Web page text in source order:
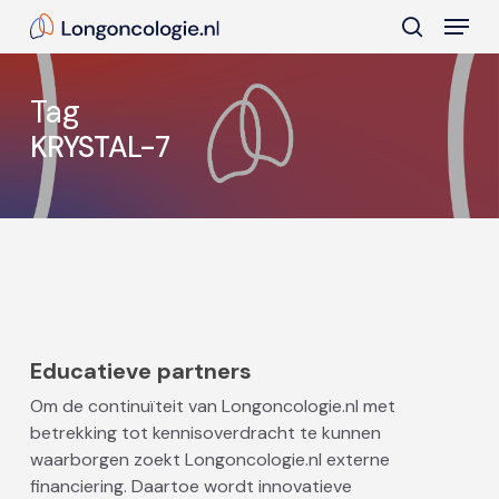
content
search
Menu
Tag
KRYSTAL-7
Educatieve partners
Om de continuïteit van Longoncologie.nl met
betrekking tot kennisoverdracht te kunnen
waarborgen zoekt Longoncologie.nl externe
financiering. Daartoe wordt innovatieve
Close
Menu